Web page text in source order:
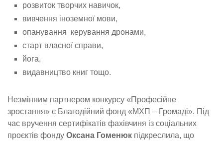
розвиток творчих навичок,
вивчення іноземної мови,
опанування керування дронами,
старт власної справи,
йога,
видавництво книг тощо.
Незмінним партнером конкурсу «Професійне
зростання» є Благодійний фонд «МХП – Громаді». Під
час вручення сертифікатів фахівчиня із соціальних
проєктів фонду Оксана Гоменюк підкреслила, що